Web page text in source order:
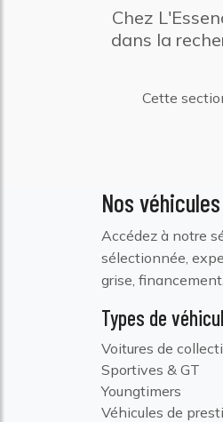
Chez
dans la
Cette
Nos
Accédez à notre
sélectionnée,
grise,
Types de
Voitures de
Sportives & GT
Youngtimers
Véhicules de